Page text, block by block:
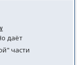
даёт
части